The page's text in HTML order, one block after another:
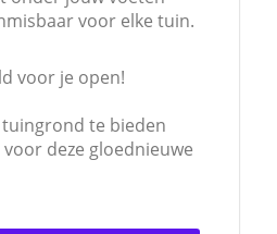
voor elke tuin.
voor je open!
te bieden
deze gloednieuwe